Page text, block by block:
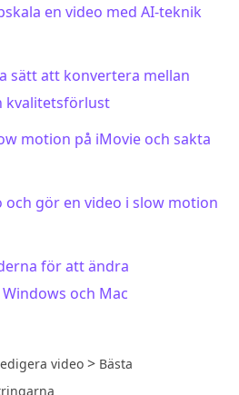
en video med AI-teknik
sätt att konvertera mellan
kvalitetsförlust
motion på iMovie och sakta
och gör en video i slow motion
för att ändra
och Mac
video > Bästa